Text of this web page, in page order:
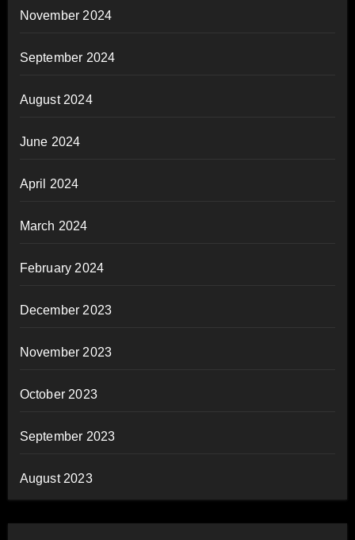
November 2024
September 2024
August 2024
June 2024
April 2024
March 2024
February 2024
December 2023
November 2023
October 2023
September 2023
August 2023